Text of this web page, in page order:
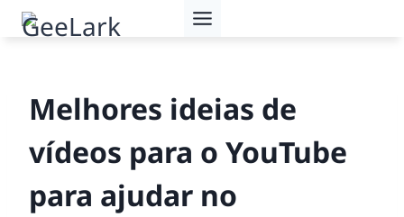
Pular
para
Melhores ideias de
vídeos para o YouTube
para ajudar no